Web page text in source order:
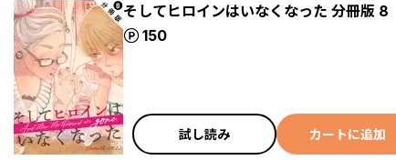
そしてヒロインはいなくなった 分冊版 8
150
ポイント
試し読み カートに追加